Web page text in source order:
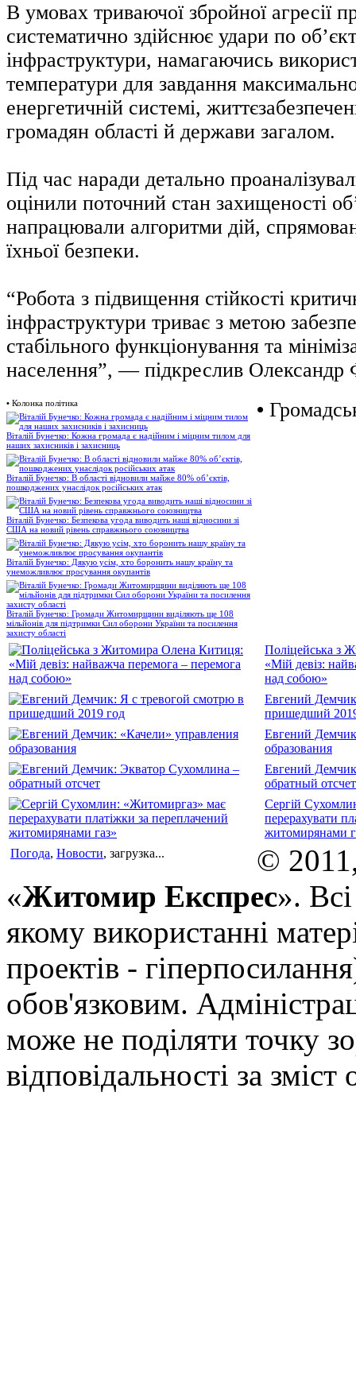
В умовах триваючої збройної агресії
систематично здійснює удари по
інфраструктури, намагаючись
температури для завдання
енергетичній системі,
громадян області й держави загалом.
Під час наради детально
оцінили поточний стан захищеності
напрацювали алгоритми дій,
їхньої безпеки.
“Робота з підвищення стійкості
інфраструктури триває з метою
стабільного функціонування та
населення”, — підкреслив Олександр
• Колонка політика
Віталій Бунечко: Кожна громада є надійним і міцним тилом для
наших захисників і захисниць
Віталій Бунечко: В області відновили майже 80% об’єктів,
пошкоджених унаслідок російських атак
Віталій Бунечко: Безпекова угода виводить наші відносини зі
США на новий рівень справжнього союзництва
Віталій Бунечко: Дякую усім, хто боронить нашу країну та
унеможливлює просування окупантів
Віталій Бунечко: Громади Житомирщини виділяють ще 108
мільйонів для підтримки Сил оборони України та посилення
захисту області
•
Поліцейська з
«Мій девіз:
над собою»
Евгений
пришедший
Евгений
образования
Евгений
обратный отсчет
Сергій
перерахувати
житомирянами
Погода, Новости, загрузка...
©
«Житомир Експрес».
якому використанні
проектів -
обов'язковим.
може не поділяти точку
відповідальності за